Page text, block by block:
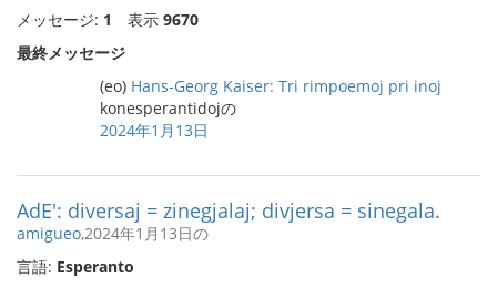
メッセージ: 1 表示 9670
最終メッセージ
(eo) Hans-Georg Kaiser: Tri rimpoemoj pri inoj
konesperantidojの
2024年1月13日
AdE': diversaj = zinegjalaj; divjersa = sinegala.
amigueo,2024年1月13日の
言語: Esperanto